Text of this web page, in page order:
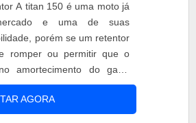
A titan 150 é uma moto já
e uma de suas
porém se um retentor
romper ou permitir que o
amortecimento do garfo
estabilidade é afetada ao
ou pisos irregulares. O
150 original trabalha sob
AGORA